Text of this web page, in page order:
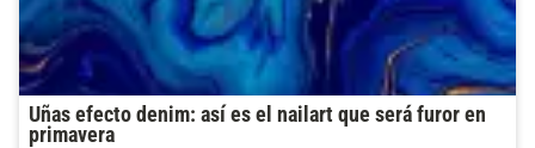
Uñas efecto denim: así es el nailart que será furor en
primavera